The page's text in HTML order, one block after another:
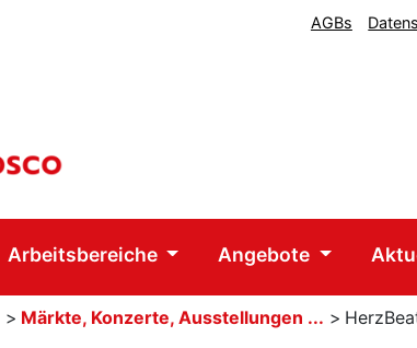
AGBs
Arbeitsbereiche Angebote
> Märkte, Konzerte, Ausstellungen ... >